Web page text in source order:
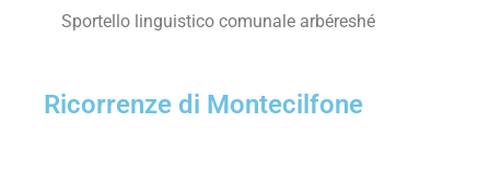
Sportello linguistico comunale arbéreshé
Ricorrenze di Montecilfone